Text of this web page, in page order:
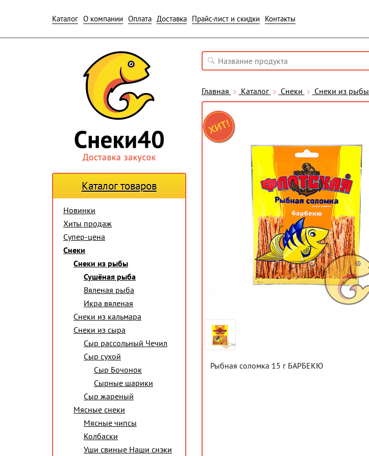
Каталог О компании Оплата Доставка Прайс-лист и скидки Контакты
Каталог товаров
Новинки
Хиты продаж
Супер-цена
Снеки
Снеки из рыбы
Сушёная рыба
Вяленая рыба
Икра вяленая
Снеки из кальмара
Снеки из сыра
Сыр рассольный Чечил
Сыр сухой
Сыр Бочонок
Сырные шарики
Сыр жареный
Мясные снеки
Мясные чипсы
Колбаски
Уши свиные Наши снэки
Главная Каталог Снеки Снеки из рыбы
Рыбная соломка 15 г БАРБЕКЮ